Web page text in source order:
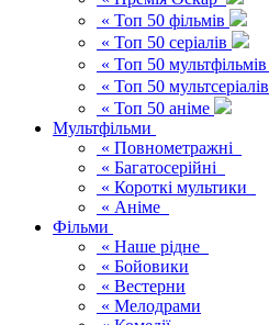
« Топ 50 фільмів
« Топ 50 серіалів
« Топ 50 мультфільмів
« Топ 50 мультсеріалів
« Топ 50 аніме
Мультфільми
« Повнометражні
« Багатосерійні
« Короткі мультики
« Аніме
Фільми
« Наше рідне
« Бойовики
« Вестерни
« Мелодрами